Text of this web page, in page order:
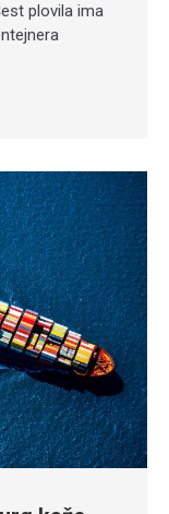
plovila ima